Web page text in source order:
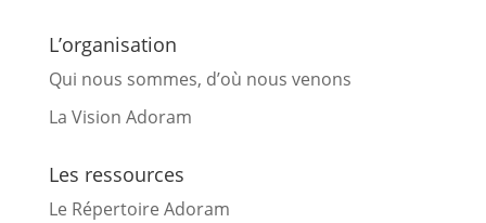
L’organisation
Qui nous sommes, d’où nous venons
La Vision Adoram
Les ressources
Le Répertoire Adoram